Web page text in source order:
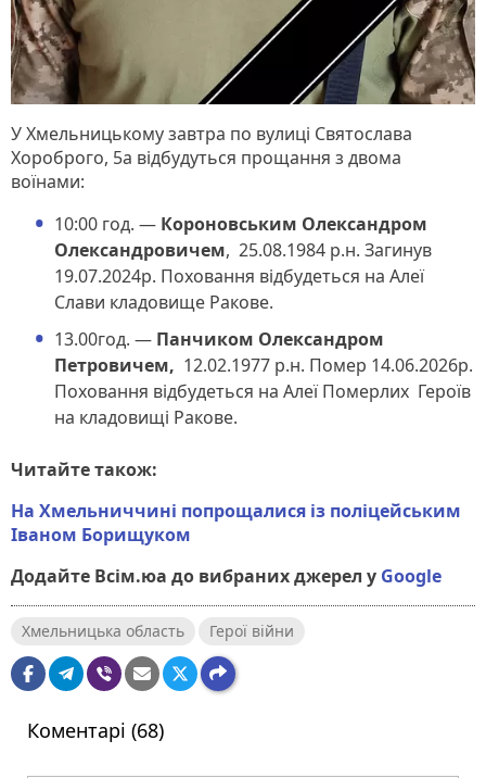
У Хмельницькому завтра по вулиці Святослава
Хороброго, 5а відбудуться прощання з двома
воїнами:
10:00 год. — Короновським Олександром
Олександровичем, 25.08.1984 р.н. Загинув
19.07.2024р. Поховання відбудеться на Алеї
Слави кладовище Ракове.
13.00год. — Панчиком Олександром
Петровичем, 12.02.1977 р.н. Помер 14.06.2026р.
Поховання відбудеться на Алеї Померлих Героїв
на кладовищі Ракове.
Читайте також:
На Хмельниччині попрощалися із поліцейським
Іваном Борищуком
Додайте Всім.юа до вибраних джерел у Google
Хмельницька область Герої війни
Коментарі (68)